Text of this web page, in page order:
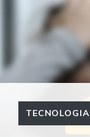
TECNOLOGIA